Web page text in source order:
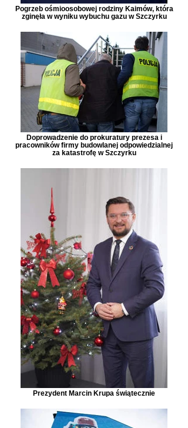
Pogrzeb ośmioosobowej rodziny Kaimów, która
zginęła w wyniku wybuchu gazu w Szczyrku
Doprowadzenie do prokuratury prezesa i
pracowników firmy budowlanej odpowiedzialnej
za katastrofę w Szczyrku
Prezydent Marcin Krupa świątecznie